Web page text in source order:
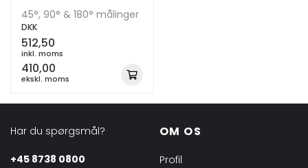
45°, 90° & 180° målinger
512,50
DKK
inkl. moms
410,00
ekskl. moms
Har du spørgsmål?
+45 8738 0800
OM OS
Profil